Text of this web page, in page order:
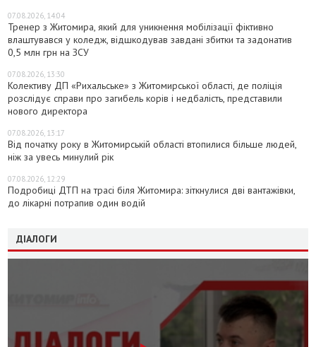
07.08.2026, 14:04
Тренер з Житомира, який для уникнення мобілізації фіктивно
влаштувався у коледж, відшкодував завдані збитки та задонатив
0,5 млн грн на ЗСУ
07.08.2026, 13:30
Колективу ДП «Рихальське» з Житомирської області, де поліція
розслідує справи про загибель корів і недбалість, представили
нового директора
07.08.2026, 13:17
Від початку року в Житомирській області втопилися більше людей,
ніж за увесь минулий рік
07.08.2026, 12:29
Подробиці ДТП на трасі біля Житомира: зіткнулися дві вантажівки,
до лікарні потрапив один водій
ДІАЛОГИ